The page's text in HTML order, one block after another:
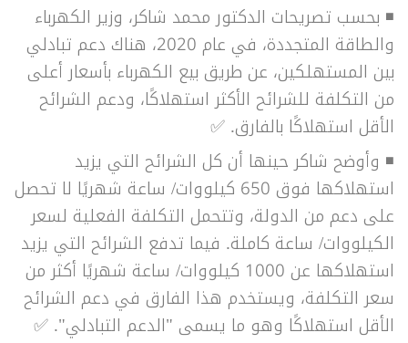
◾ بحسب تصريحات الدكتور محمد شاكر، وزير الكهرباء
والطاقة المتجددة، في عام 2020، هناك دعم تبادلي
بين المستهلكين، عن طريق بيع الكهرباء بأسعار أعلى
من التكلفة للشرائح الأكثر استهلاكًا، ودعم الشرائح
الأقل استهلاكًا بالفارق. ✅
◾ وأوضح شاكر حينها أن كل الشرائح التي يزيد
استهلاكها فوق 650 كيلووات/ ساعة شهريًا لا تحصل
على دعم من الدولة، وتتحمل التكلفة الفعلية لسعر
الكيلووات/ ساعة كاملة. فيما تدفع الشرائح التي يزيد
استهلاكها عن 1000 كيلووات/ ساعة شهريًا أكثر من
سعر التكلفة، ويستخدم هذا الفارق في دعم الشرائح
الأقل استهلاكًا وهو ما يسمى "الدعم التبادلي". ✅